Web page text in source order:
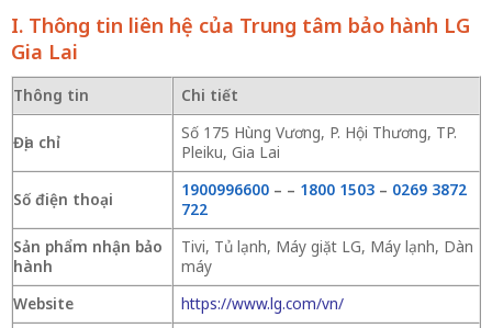
I. Thông tin liên hệ của Trung tâm bảo hành LG
Gia Lai
Thông tin Chi tiết
Địa chỉ
Số 175 Hùng Vương, P. Hội Thương, TP.
Pleiku, Gia Lai
Số điện thoại 1900996600– – 1800 1503– 0269 3872
722
Sản phẩm nhận bảo
hành
Tivi, Tủ lạnh, Máy giặt LG, Máy lạnh, Dàn
máy
Website
https://www.lg.com/vn/